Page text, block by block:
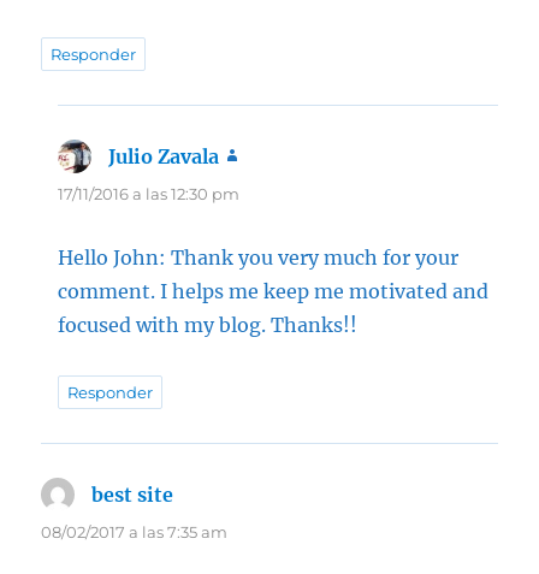
Responder
Julio Zavala
17/11/2016 a las 12:30 pm
Hello John: Thank you very much for your
comment. I helps me keep me motivated and
focused with my blog. Thanks!!
Responder
best site
08/02/2017 a las 7:35 am